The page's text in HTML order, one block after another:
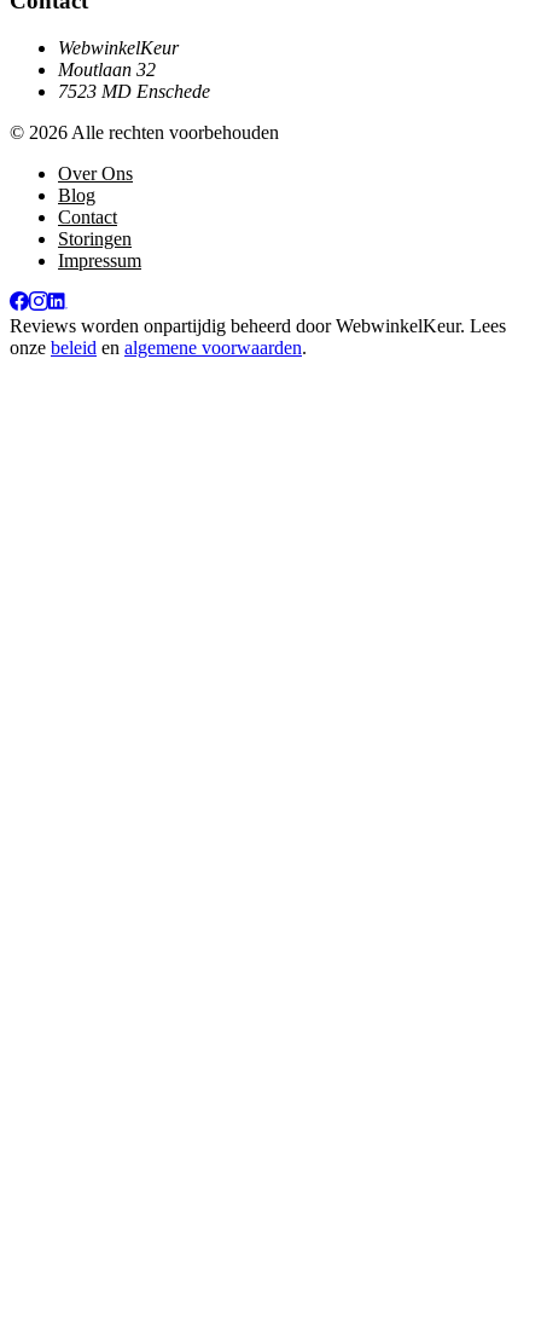
WebwinkelKeur
Moutlaan 32
7523 MD Enschede
© 2026 Alle rechten voorbehouden
Over Ons
Blog
Contact
Storingen
Impressum
Reviews worden onpartijdig beheerd doorWebwinkelKeur. Lees
onze beleid en algemene voorwaarden.